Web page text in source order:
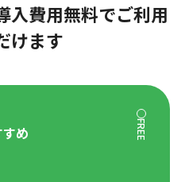
入費用無料でご利用
けます
め
FREE